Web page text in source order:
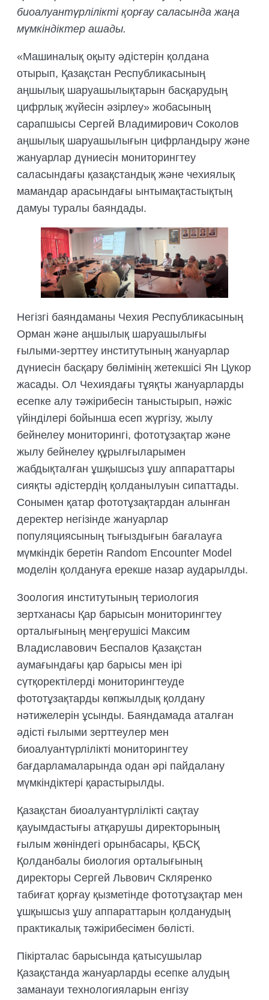
биоалуантүрлілікті қорғау саласында жаңа
мүмкіндіктер ашады.
«Машиналық оқыту әдістерін қолдана
отырып, Қазақстан Республикасының
аңшылық шаруашылықтарын басқарудың
цифрлық жүйесін әзірлеу» жобасының
сарапшысы Сергей Владимирович Соколов
аңшылық шаруашылығын цифрландыру және
жануарлар дүниесін мониторингтеу
саласындағы қазақстандық және чехиялық
мамандар арасындағы ынтымақтастықтың
дамуы туралы баяндады.
Негізгі баяндаманы Чехия Республикасының
Орман және аңшылық шаруашылығы
ғылыми-зерттеу институтының жануарлар
дүниесін басқару бөлімінің жетекшісі Ян Цукор
жасады. Ол Чехиядағы тұяқты жануарларды
есепке алу тәжірибесін таныстырып, нәжіс
үйінділері бойынша есеп жүргізу, жылу
бейнелеу мониторингі, фототұзақтар және
жылу бейнелеу құрылғыларымен
жабдықталған ұшқышсыз ұшу аппараттары
сияқты әдістердің қолданылуын сипаттады.
Сонымен қатар фототұзақтардан алынған
деректер негізінде жануарлар
популяциясының тығыздығын бағалауға
мүмкіндік беретін Random Encounter Model
моделін қолдануға ерекше назар аударылды.
Зоология институтының териология
зертханасы Қар барысын мониторингтеу
орталығының меңгерушісі Максим
Владиславович Беспалов Қазақстан
аумағындағы қар барысы мен ірі
сүтқоректілерді мониторингтеуде
фототұзақтарды көпжылдық қолдану
нәтижелерін ұсынды. Баяндамада аталған
әдісті ғылыми зерттеулер мен
биоалуантүрлілікті мониторингтеу
бағдарламаларында одан әрі пайдалану
мүмкіндіктері қарастырылды.
Қазақстан биоалуантүрлілікті сақтау
қауымдастығы атқарушы директорының
ғылым жөніндегі орынбасары, ҚБСҚ
Қолданбалы биология орталығының
директоры Сергей Львович Скляренко
табиғат қорғау қызметінде фототұзақтар мен
ұшқышсыз ұшу аппараттарын қолданудың
практикалық тәжірибесімен бөлісті.
Пікірталас барысында қатысушылар
Қазақстанда жануарларды есепке алудың
заманауи технологияларын енгізу